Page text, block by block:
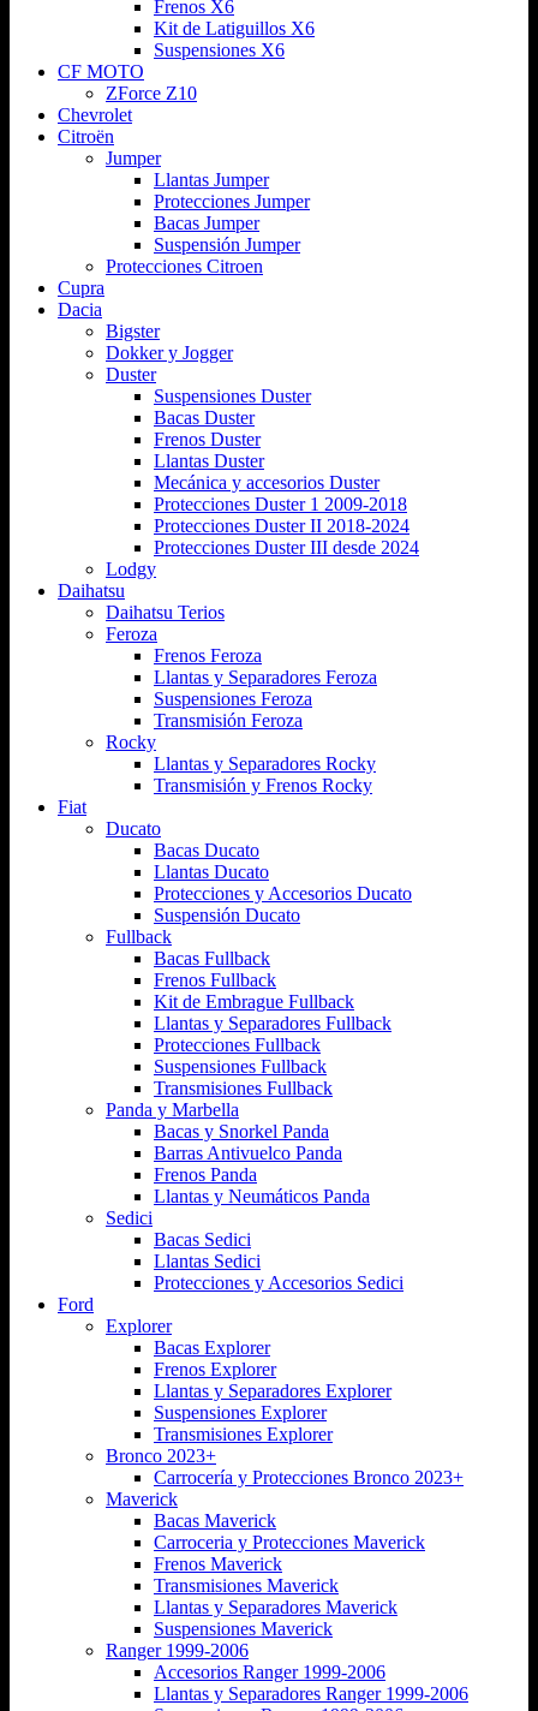
Frenos X6
Kit de Latiguillos X6
Suspensiones X6
CF MOTO
ZForce Z10
Chevrolet
Citroën
Jumper
Llantas Jumper
Protecciones Jumper
Bacas Jumper
Suspensión Jumper
Protecciones Citroen
Cupra
Dacia
Bigster
Dokker y Jogger
Duster
Suspensiones Duster
Bacas Duster
Frenos Duster
Llantas Duster
Mecánica y accesorios Duster
Protecciones Duster 1 2009-2018
Protecciones Duster II 2018-2024
Protecciones Duster III desde 2024
Lodgy
Daihatsu
Daihatsu Terios
Feroza
Frenos Feroza
Llantas y Separadores Feroza
Suspensiones Feroza
Transmisión Feroza
Rocky
Llantas y Separadores Rocky
Transmisión y Frenos Rocky
Fiat
Ducato
Bacas Ducato
Llantas Ducato
Protecciones y Accesorios Ducato
Suspensión Ducato
Fullback
Bacas Fullback
Frenos Fullback
Kit de Embrague Fullback
Llantas y Separadores Fullback
Protecciones Fullback
Suspensiones Fullback
Transmisiones Fullback
Panda y Marbella
Bacas y Snorkel Panda
Barras Antivuelco Panda
Frenos Panda
Llantas y Neumáticos Panda
Sedici
Bacas Sedici
Llantas Sedici
Protecciones y Accesorios Sedici
Ford
Explorer
Bacas Explorer
Frenos Explorer
Llantas y Separadores Explorer
Suspensiones Explorer
Transmisiones Explorer
Bronco 2023+
Carrocería y Protecciones Bronco 2023+
Maverick
Bacas Maverick
Carroceria y Protecciones Maverick
Frenos Maverick
Transmisiones Maverick
Llantas y Separadores Maverick
Suspensiones Maverick
Ranger 1999-2006
Accesorios Ranger 1999-2006
Llantas y Separadores Ranger 1999-2006